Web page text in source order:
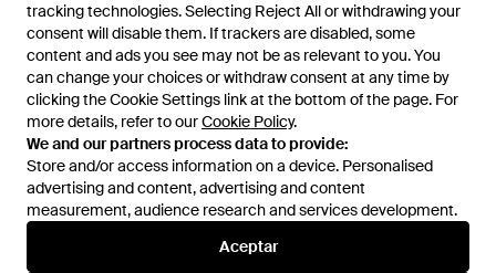
tracking technologies. Selecting Reject All or withdrawing your
consent will disable them. If trackers are disabled, some
content and ads you see may not be as relevant to you. You
can change your choices or withdraw consent at any time by
clicking the Cookie Settings link at the bottom of the page. For
more details, refer to ourCookie Policy.
We and our partners process data to provide:
Store and/or access information on a device. Personalised
advertising and content, advertising and content
measurement, audience research and services development.
Aceptar
Disponible anteriormente en:Miinto